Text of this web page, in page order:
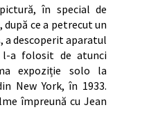
în special de
după ce a petrecut un
a descoperit aparatul
a folosit de atunci
expoziție solo la
New York, în 1933.
împreună cu Jean